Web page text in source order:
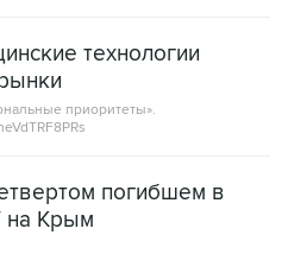
технологии
приоритеты».
погибшем в
на Крым